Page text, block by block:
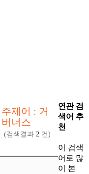
주제어 : 거
버너스
(검색결과 2 건)
연관 검
색어 추
천
이 검색
어로 많
이 본